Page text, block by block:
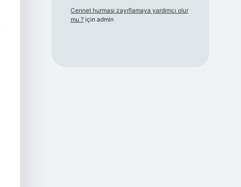
Cennet hurması zayıflamaya yardımcı olur
mu ?için admin